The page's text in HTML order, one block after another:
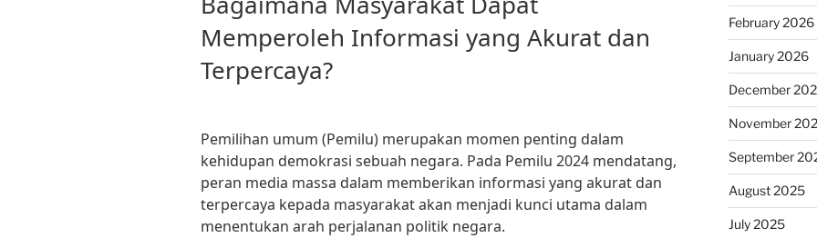
Memperoleh Informasi yang Akurat dan
Terpercaya?
Pemilihan umum (Pemilu) merupakan momen penting dalam
kehidupan demokrasi sebuah negara. Pada Pemilu 2024 mendatang,
peran media massa dalam memberikan informasi yang akurat dan
terpercaya kepada masyarakat akan menjadi kunci utama dalam
menentukan arah perjalanan politik negara.
February 2026
January 2026
December
November
September
August 2025
July 2025